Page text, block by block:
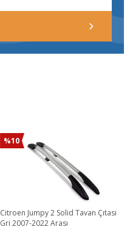
%10
Citroen Jumpy 2 Solid Tavan Çıtası
Gri 2007-2022 Arası